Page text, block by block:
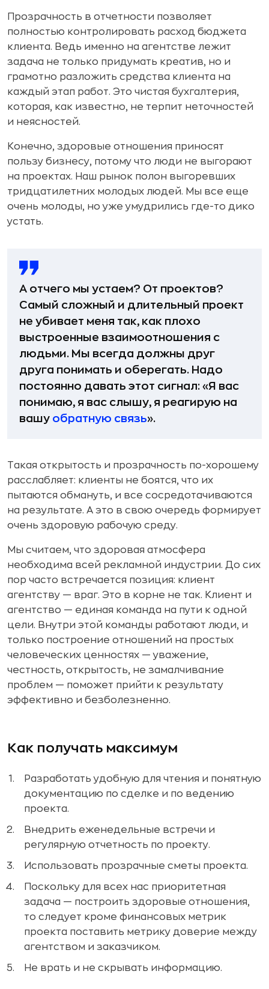
Прозрачность в отчетности позволяет
полностью контролировать расход бюджета
клиента. Ведь именно на агентстве лежит
задача не только придумать креатив, но и
грамотно разложить средства клиента на
каждый этап работ. Это чистая бухгалтерия,
которая, как известно, не терпит неточностей
и неясностей.
Конечно, здоровые отношения приносят
пользу бизнесу, потому что люди не выгорают
на проектах. Наш рынок полон выгоревших
тридцатилетних молодых людей. Мы все еще
очень молоды, но уже умудрились где-то дико
устать.
А отчего мы устаем? От проектов?
Самый сложный и длительный проект
не убивает меня так, как плохо
выстроенные взаимоотношения с
людьми. Мы всегда должны друг
друга понимать и оберегать. Надо
постоянно давать этот сигнал: «Я вас
понимаю, я вас слышу, я реагирую на
вашу обратную связь».
Такая открытость и прозрачность по-хорошему
расслабляет: клиенты не боятся, что их
пытаются обмануть, и все сосредотачиваются
на результате. А это в свою очередь формирует
очень здоровую рабочую среду.
Мы считаем, что здоровая атмосфера
необходима всей рекламной индустрии. До сих
пор часто встречается позиция: клиент
агентству — враг. Это в корне не так. Клиент и
агентство — единая команда на пути к одной
цели. Внутри этой команды работают люди, и
только построение отношений на простых
человеческих ценностях — уважение,
честность, открытость, не замалчивание
проблем — поможет прийти к результату
эффективно и безболезненно.
Как получать максимум
Разработать удобную для чтения и понятную
документацию по сделке и по ведению
проекта.
Внедрить еженедельные встречи и
регулярную отчетность по проекту.
Использовать прозрачные сметы проекта.
Поскольку для всех нас приоритетная
задача — построить здоровые отношения,
то следует кроме финансовых метрик
проекта поставить метрику доверие между
агентством и заказчиком.
Не врать и не скрывать информацию.